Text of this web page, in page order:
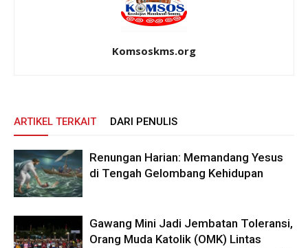
Komsoskms.org
ARTIKEL TERKAIT DARI PENULIS
Renungan Harian: Memandang Yesus
di Tengah Gelombang Kehidupan
Gawang Mini Jadi Jembatan Toleransi,
Orang Muda Katolik (OMK) Lintas